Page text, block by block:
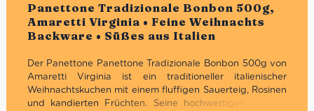
Panettone Tradizionale Bonbon 500g,
Amaretti Virginia • Feine Weihnachts
Backware • Süßes aus Italien
Der Panettone Panettone Tradizionale Bonbon 500g von
Amaretti Virginia ist ein traditioneller italienischer
Weihnachtskuchen mit einem fluffigen Sauerteig, Rosinen
und kandierten Früchten. Seine hochwertigen Zutaten
mit5.00von
5